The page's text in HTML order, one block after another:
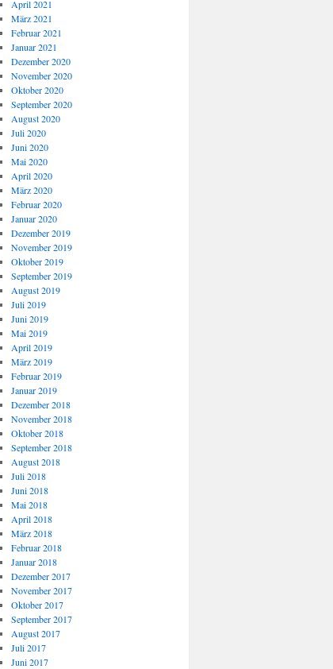
April 2021
März 2021
Februar 2021
Januar 2021
Dezember 2020
November 2020
Oktober 2020
September 2020
August 2020
Juli 2020
Juni 2020
Mai 2020
April 2020
März 2020
Februar 2020
Januar 2020
Dezember 2019
November 2019
Oktober 2019
September 2019
August 2019
Juli 2019
Juni 2019
Mai 2019
April 2019
März 2019
Februar 2019
Januar 2019
Dezember 2018
November 2018
Oktober 2018
September 2018
August 2018
Juli 2018
Juni 2018
Mai 2018
April 2018
März 2018
Februar 2018
Januar 2018
Dezember 2017
November 2017
Oktober 2017
September 2017
August 2017
Juli 2017
Juni 2017